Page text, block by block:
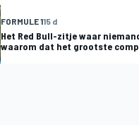
FORMULE 115 d
Het Red Bull-zitje waar
waarom dat het grootste